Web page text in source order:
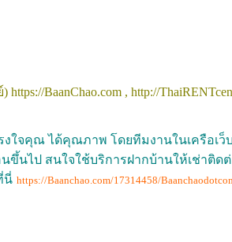
)https://BaanChao.com, http://
ใจคุณ ได้คุณภาพ โดยทีมงานในเครือเว็บ
ไป สนใจใช้บริการฝากบ้านให้เช่าติดต่อ
นี่ https://Baanchao.com/17314458/